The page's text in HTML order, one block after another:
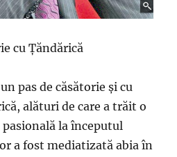
cu Țăndărică
pas de căsătorie și cu
alături de care a trăit o
la începutul
a fost mediatizată abia în